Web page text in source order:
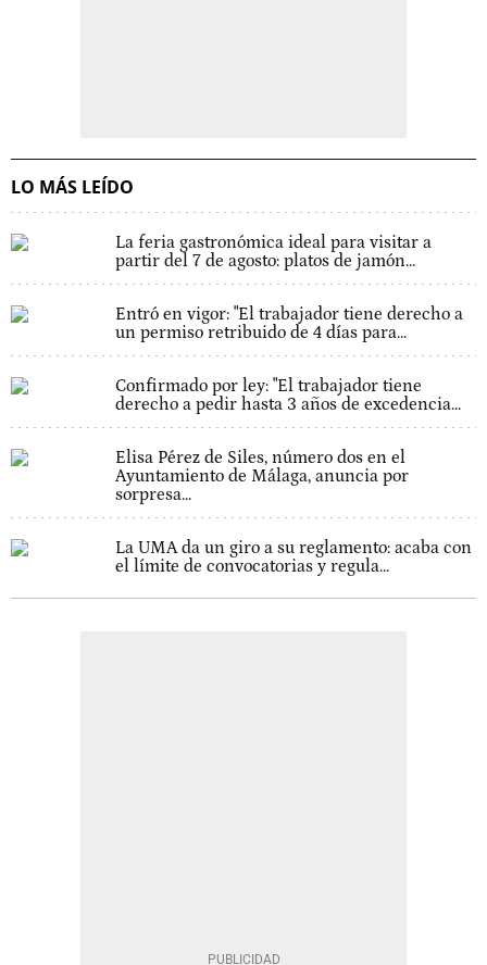
LO MÁS LEÍDO
La feria gastronómica ideal para visitar a
partir del 7 de agosto: platos de jamón...
Entró en vigor: "El trabajador tiene derecho a
un permiso retribuido de 4 días para...
Confirmado por ley: "El trabajador tiene
derecho a pedir hasta 3 años de excedencia...
Elisa Pérez de Siles, número dos en el
Ayuntamiento de Málaga, anuncia por
sorpresa...
La UMA da un giro a su reglamento: acaba con
el límite de convocatorias y regula...